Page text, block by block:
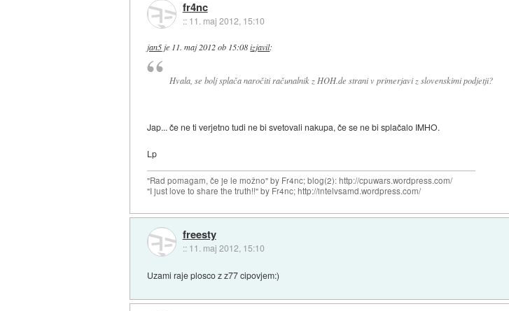
fr4nc
:: 11. maj 2012, 15:10
jan5je 11. maj 2012 ob 15:08 izjavil:
Hvala, se bolj splača naročiti računalnik z HOH.de strani v primerjavi z slovenskimi podjetji?
Jap... če ne ti verjetno tudi ne bi svetovali nakupa, če se ne bi splačalo IMHO.
Lp
"Rad pomagam, če je le možno" by Fr4nc; blog(2): http://cpuwars.wordpress.com/
"I just love to share the truth!!" by Fr4nc; http://intelvsamd.wordpress.com/
freesty
:: 11. maj 2012, 15:10
Uzami raje plosco z z77 cipovjem:)